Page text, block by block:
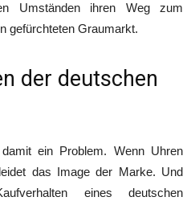
Umständen ihren Weg zum
gefürchteten Graumarkt.
der deutschen
ein Problem. Wenn Uhren
das Image der Marke. Und
eines deutschen